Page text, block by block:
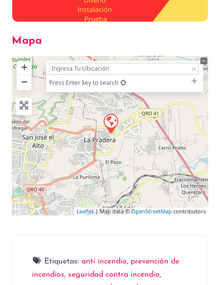
Mapa
+
−
Press Enter key to search
Leaflet| Map data ©OpenStreetMap contributors
Etiquetas: anti incendio, prevención de
incendios, seguridad contra incendio,